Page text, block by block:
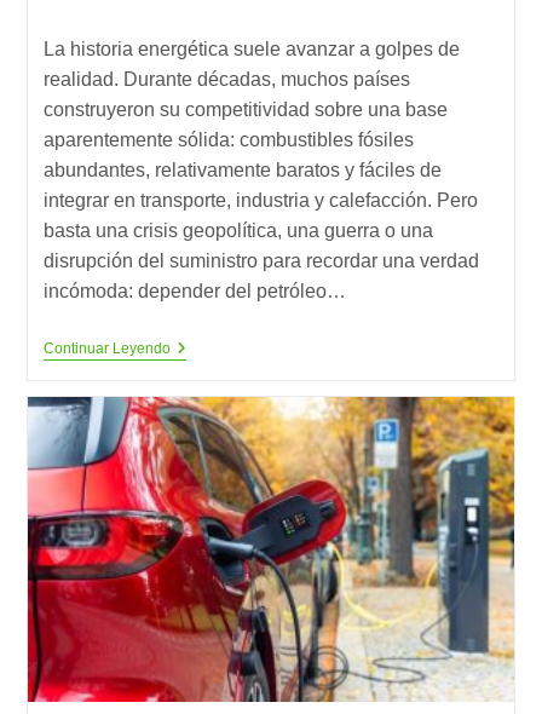
la
entrada:
entrada:
La historia energética suele avanzar a golpes de
realidad. Durante décadas, muchos países
construyeron su competitividad sobre una base
aparentemente sólida: combustibles fósiles
abundantes, relativamente baratos y fáciles de
integrar en transporte, industria y calefacción. Pero
basta una crisis geopolítica, una guerra o una
disrupción del suministro para recordar una verdad
incómoda: depender del petróleo…
Continuar LeyendoEl
La
Transición
Energética:
8
Soluciones
Sostenibles
Que
Transforman
La
Economía